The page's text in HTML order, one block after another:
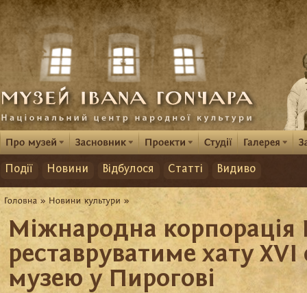
Події Новини Відбулося Статті Видиво
Міжнародна корпорація
реставруватиме хату XVI
музею у Пирогові